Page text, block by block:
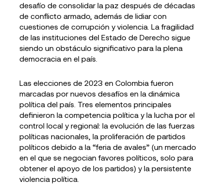
desafío de consolidar la paz después de décadas
de conflicto armado, además de lidiar con
cuestiones de corrupción y violencia. La fragilidad
de las instituciones del Estado de Derecho sigue
siendo un obstáculo significativo para la plena
democracia en el país.
Las elecciones de 2023 en Colombia fueron
marcadas por nuevos desafíos en la dinámica
política del país. Tres elementos principales
definieron la competencia política y la lucha por el
control local y regional: la evolución de las fuerzas
políticas nacionales, la proliferación de partidos
políticos debido a la “feria de avales” (un mercado
en el que se negocian favores políticos, solo para
obtener el apoyo de los partidos) y la persistente
violencia política.